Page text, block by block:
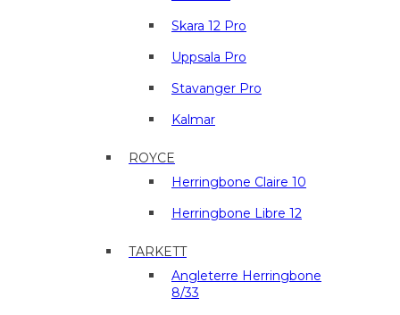
Skara 12 Pro
Uppsala Pro
Stavanger Pro
Kalmar
ROYCE
Herringbone Claire 10
Herringbone Libre 12
TARKETT
Angleterre Herringbone
8/33